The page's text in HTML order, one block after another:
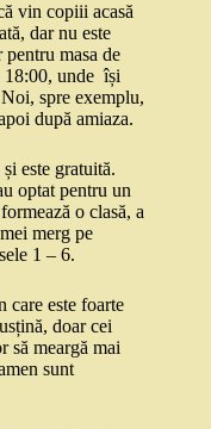
vin copiii acasă
dar nu este
masa de
18:00, unde își
spre exemplu,
după amiaza.
este gratuită.
optat pentru un
o clasă, a
merg pe
1 – 6.
care este foarte
doar cei
să meargă mai
sunt